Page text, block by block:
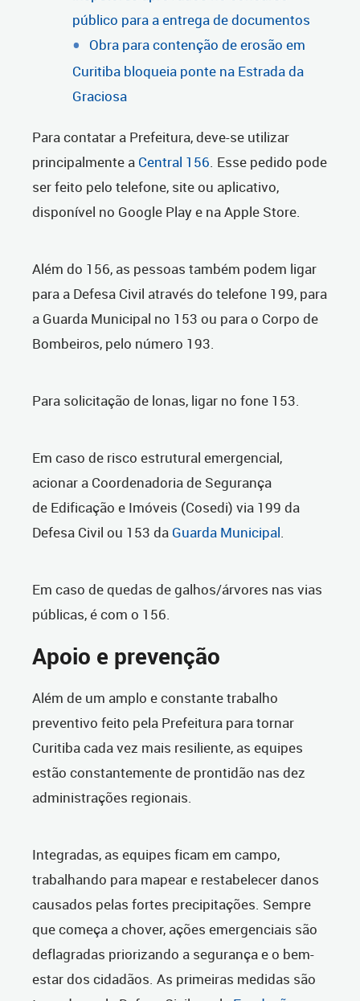
público para a entrega de documentos
Obra para contenção de erosão em
Curitiba bloqueia ponte na Estrada da
Graciosa
Para contatar a Prefeitura, deve-se utilizar
principalmente a Central 156. Esse pedido pode
ser feito pelo telefone, site ou aplicativo,
disponível no Google Play e na Apple Store.
Além do 156, as pessoas também podem ligar
para a Defesa Civil através do telefone 199, para
a Guarda Municipal no 153 ou para o Corpo de
Bombeiros, pelo número 193.
Para solicitação de lonas, ligar no fone 153.
Em caso de risco estrutural emergencial,
acionar a Coordenadoria de Segurança
de Edificação e Imóveis (Cosedi) via 199 da
Defesa Civil ou 153 da Guarda Municipal.
Em caso de quedas de galhos/árvores nas vias
públicas, é com o 156.
Apoio e prevenção
Além de um amplo e constante trabalho
preventivo feito pela Prefeitura para tornar
Curitiba cada vez mais resiliente, as equipes
estão constantemente de prontidão nas dez
administrações regionais.
Integradas, as equipes ficam em campo,
trabalhando para mapear e restabelecer danos
causados pelas fortes precipitações. Sempre
que começa a chover, ações emergenciais são
deflagradas priorizando a segurança e o bem-
estar dos cidadãos. As primeiras medidas são